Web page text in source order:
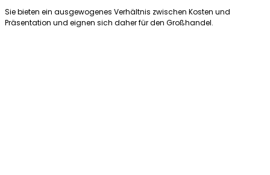
Sie bieten ein ausgewogenes Verhältnis zwischen Kosten und
Präsentation und eignen sich daher für den Großhandel.